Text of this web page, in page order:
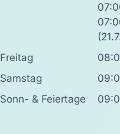
Freitag
Samstag
Sonn- & Feiertage